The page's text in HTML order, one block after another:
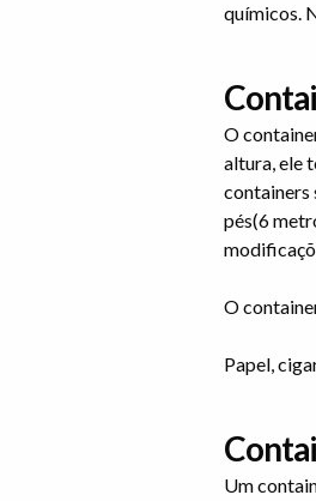
químicos.
O
altura, ele
containers
pés(6
O
Papel,
Um